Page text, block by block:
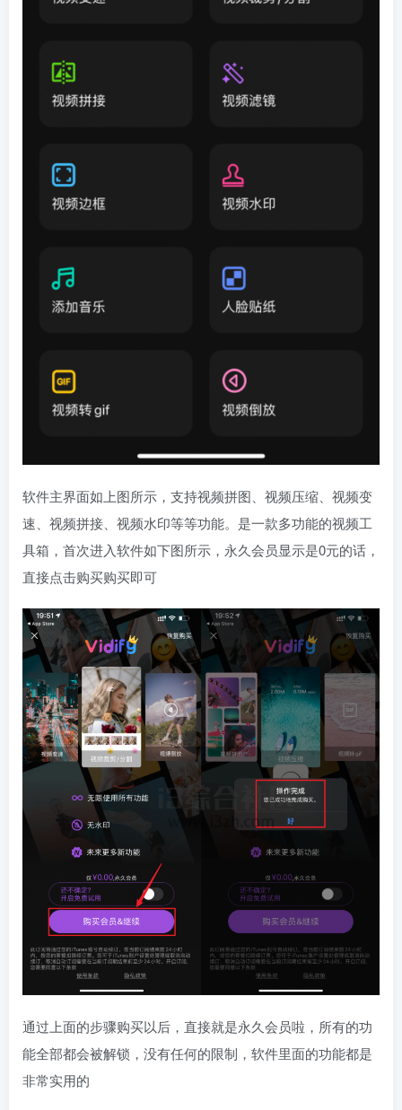
软件主界面如上图所示，支持视频拼图、视频压缩、视频变
速、视频拼接、视频水印等等功能。是一款多功能的视频工
具箱，首次进入软件如下图所示，永久会员显示是0元的话，
直接点击购买购买即可
通过上面的步骤购买以后，直接就是永久会员啦，所有的功
能全部都会被解锁，没有任何的限制，软件里面的功能都是
非常实用的